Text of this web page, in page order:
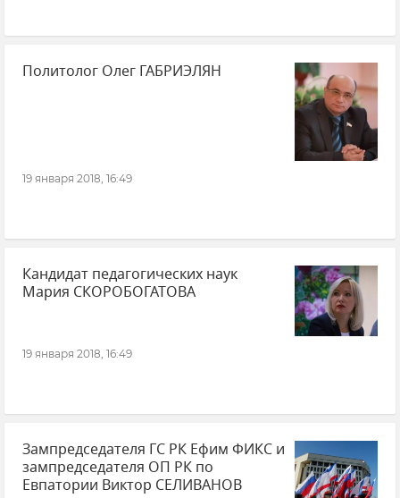
Политолог Олег ГАБРИЭЛЯН
19 января 2018, 16:49
Кандидат педагогических наук
Мария СКОРОБОГАТОВА
19 января 2018, 16:49
Зампредседателя ГС РК Ефим ФИКС и
зампредседателя ОП РК по
Евпатории Виктор СЕЛИВАНОВ